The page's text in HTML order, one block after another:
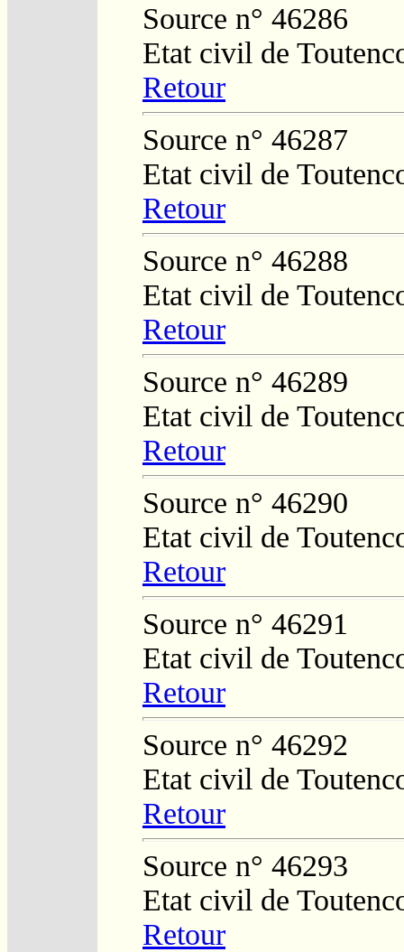
Source n° 46286
Etat civil de
Retour
Source n° 46287
Etat civil de
Retour
Source n° 46288
Etat civil de
Retour
Source n° 46289
Etat civil de
Retour
Source n° 46290
Etat civil de
Retour
Source n° 46291
Etat civil de
Retour
Source n° 46292
Etat civil de
Retour
Source n° 46293
Etat civil de
Retour